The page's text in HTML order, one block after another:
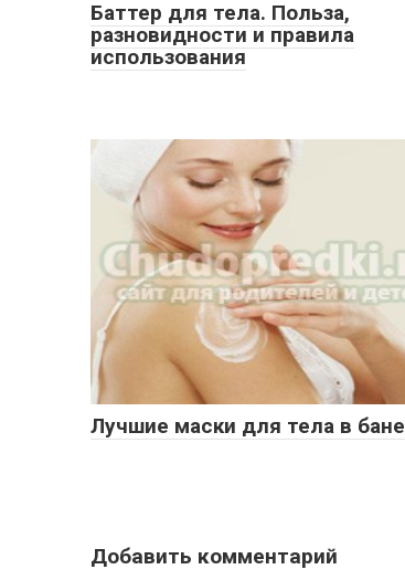
Баттер для тела. Польза,
разновидности и правила
использования
Лучшие маски для тела в бане
Добавить комментарий